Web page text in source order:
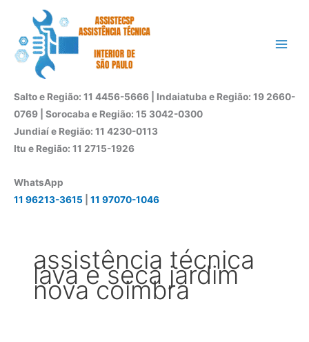
conteúdo
Salto e Região: 11 4456-5666 | Indaiatuba e Região: 19 2660-
0769 | Sorocaba e Região: 15 3042-0300
Jundiaí e Região: 11 4230-0113
Itu e Região: 11 2715-1926
WhatsApp
11 96213-3615
11 97070-1046
assistência técnica
lava e seca jardim
nova coimbra